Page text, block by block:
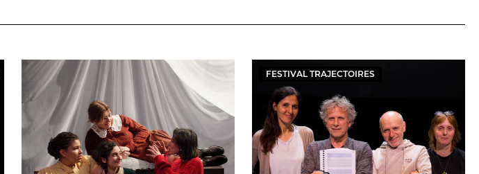
FESTIVAL TRAJECTOIRES